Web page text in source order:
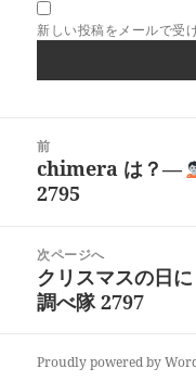
新しい投稿をメールで受
前
前
の
稿:
chimera は？―
2795
次ページへ
次
の
稿:
クリスマスの日
調べ隊 2797
Proudly powered by